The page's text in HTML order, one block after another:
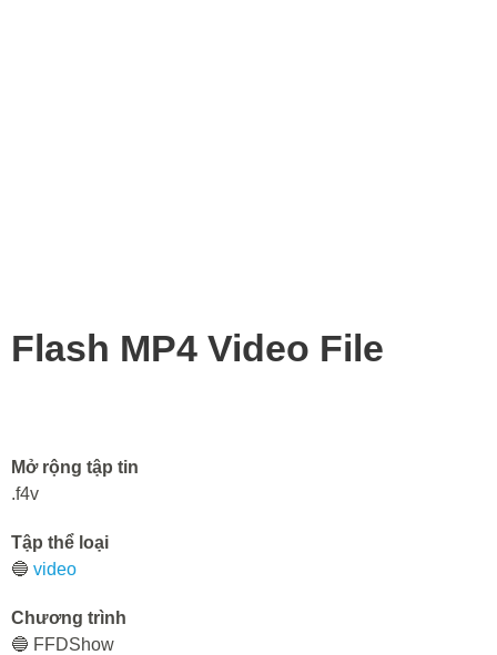
Flash MP4 Video File
Mở rộng tập tin
.f4v
Tập thể loại
🔵 video
Chương trình
🔵 FFDShow